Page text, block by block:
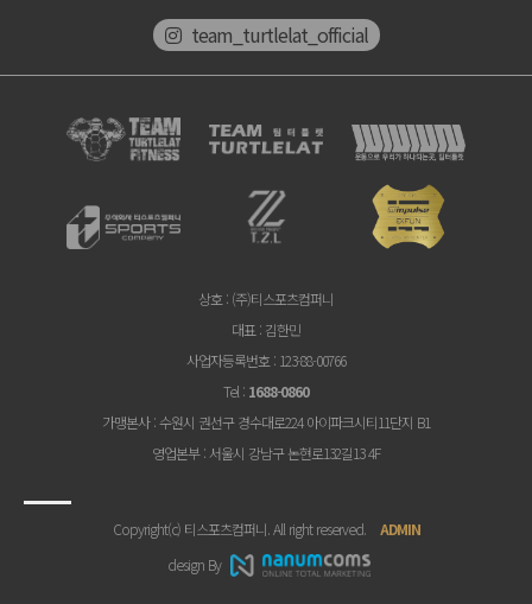
team_turtlelat_official
상호 : (주)티스포츠컴퍼니
대표 : 김한민
사업자등록번호 : 123-88-00766
Tel : 1688-0860
가맹본사: 수원시 권선구 경수대로224 아이파크시티11단지 B1
영업본부: 서울시 강남구 논현로132길13 4F
Copyright(c) 티스포츠컴퍼니. All right reserved. ADMIN
design By